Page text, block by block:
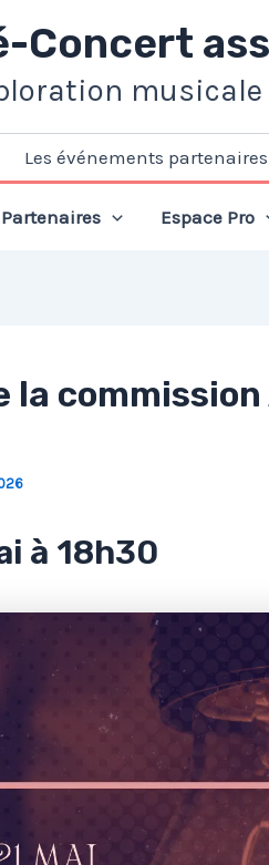
Concert
musicale
Les événements partenaires
Partenaires Espace Pro
la
à 18h30